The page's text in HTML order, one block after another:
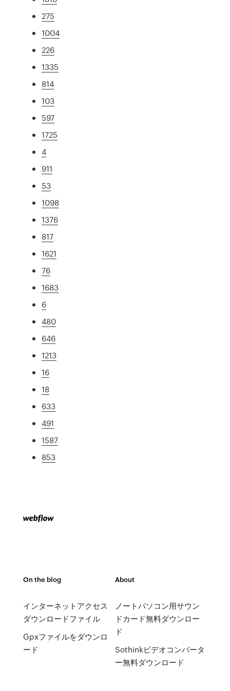
275
1004
226
1335
814
103
597
1725
4
911
53
1098
1376
817
1621
76
1683
6
480
646
1213
16
18
633
491
1587
853
On the blog
インターネットアクセス
ダウンロードファイル
Gpxファイルをダウンロ
ード
About
ノートパソコン用サウン
ドカード無料ダウンロー
ド
Sothinkビデオコンバータ
ー無料ダウンロード